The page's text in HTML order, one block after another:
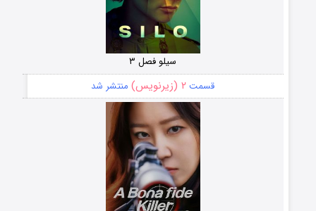
سیلو فصل ۳
قسمت ۲ (زیرنویس) منتشر شد